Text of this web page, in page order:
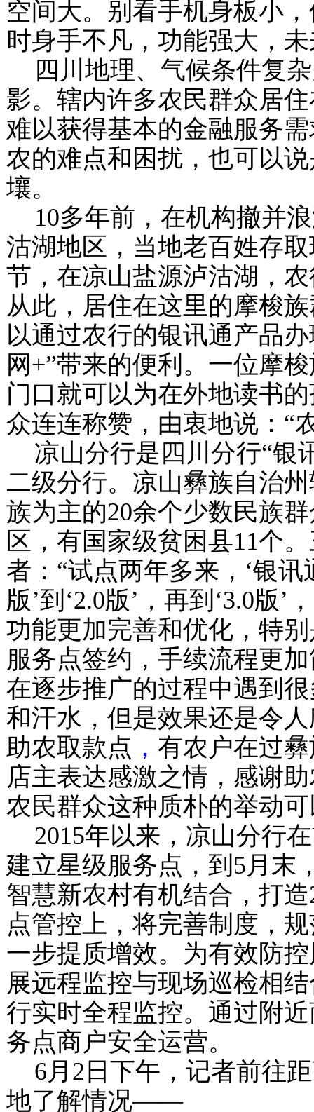
空间大。别看手机身板小
时身手不凡，功能强大，
四川地理、气候条件复
影。辖内许多农民群众居
难以获得基本的金融服务
农的难点和困扰，也可以
壤。
10多年前，在机构撤并
沽湖地区，当地老百姓存
节，在凉山盐源泸沽湖，
从此，居住在这里的摩梭
以通过农行的银讯通产品
网+”带来的便利。一位摩
门口就可以为在外地读书
众连连称赞，由衷地说：“
凉山分行是四川分行“银
二级分行。凉山彝族自治
族为主的20余个少数民族
区，有国家级贫困县11个
者：“试点两年多来，‘银讯
版’到‘2.0版’，再到‘3.0版’
功能更加完善和优化，特别
服务点签约，手续流程更
在逐步推广的过程中遇到
和汗水，但是效果还是令
助农取款点 ， 有农户在过
店主表达感激之情，感谢
农民群众这种质朴的举动
2015年以来，凉山分行
建立星级服务点，到 5月末
智慧新农村有机结合，打造
点管控上，将完善制度，
一步提质增效。为有效防
展远程监控与现场巡检相
行实时全程监控。通过附
务点商户安全运营。
6月 2 日下午，记者前往
地了解情况——